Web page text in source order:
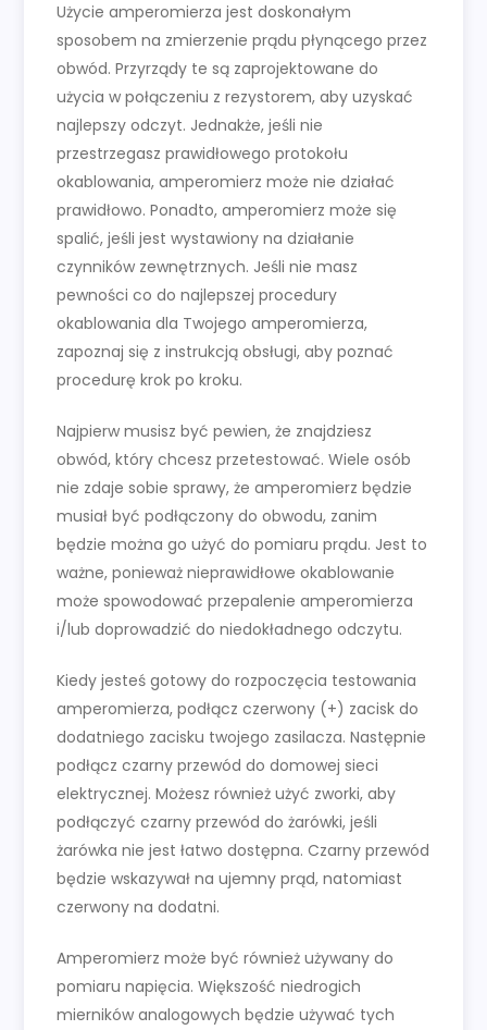
Użycie amperomierza jest doskonałym
sposobem na zmierzenie prądu płynącego przez
obwód. Przyrządy te są zaprojektowane do
użycia w połączeniu z rezystorem, aby uzyskać
najlepszy odczyt. Jednakże, jeśli nie
przestrzegasz prawidłowego protokołu
okablowania, amperomierz może nie działać
prawidłowo. Ponadto, amperomierz może się
spalić, jeśli jest wystawiony na działanie
czynników zewnętrznych. Jeśli nie masz
pewności co do najlepszej procedury
okablowania dla Twojego amperomierza,
zapoznaj się z instrukcją obsługi, aby poznać
procedurę krok po kroku.
Najpierw musisz być pewien, że znajdziesz
obwód, który chcesz przetestować. Wiele osób
nie zdaje sobie sprawy, że amperomierz będzie
musiał być podłączony do obwodu, zanim
będzie można go użyć do pomiaru prądu. Jest to
ważne, ponieważ nieprawidłowe okablowanie
może spowodować przepalenie amperomierza
i/lub doprowadzić do niedokładnego odczytu.
Kiedy jesteś gotowy do rozpoczęcia testowania
amperomierza, podłącz czerwony (+) zacisk do
dodatniego zacisku twojego zasilacza. Następnie
podłącz czarny przewód do domowej sieci
elektrycznej. Możesz również użyć zworki, aby
podłączyć czarny przewód do żarówki, jeśli
żarówka nie jest łatwo dostępna. Czarny przewód
będzie wskazywał na ujemny prąd, natomiast
czerwony na dodatni.
Amperomierz może być również używany do
pomiaru napięcia. Większość niedrogich
mierników analogowych będzie używać tych